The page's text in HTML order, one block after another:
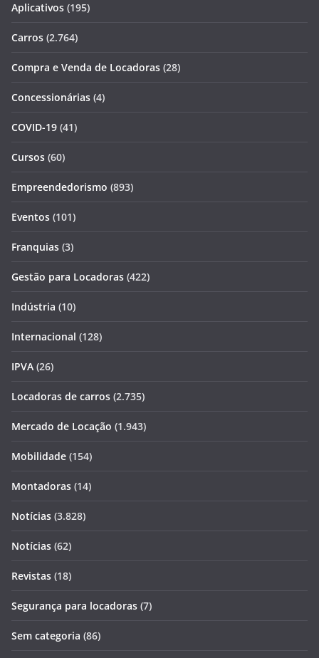
Aplicativos (195)
Carros (2.764)
Compra e Venda de Locadoras (28)
Concessionárias (4)
COVID-19 (41)
Cursos (60)
Empreendedorismo (893)
Eventos (101)
Franquias (3)
Gestão para Locadoras (422)
Indústria (10)
Internacional (128)
IPVA (26)
Locadoras de carros (2.735)
Mercado de Locação (1.943)
Mobilidade (154)
Montadoras (14)
Notícias (3.828)
Notícias (62)
Revistas (18)
Segurança para locadoras (7)
Sem categoria (86)